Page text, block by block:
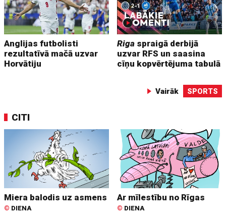
Anglijas futbolisti
rezultatīvā mačā uzvar
Horvātiju
Riga spraigā derbijā
uzvar RFS un saasina
cīņu kopvērtējuma tabulā
Vairāk SPORTS
CITI
Miera balodis uz asmens
© DIENA
Ar mīlestību no Rīgas
© DIENA